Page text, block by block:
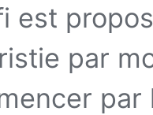
est
par
par